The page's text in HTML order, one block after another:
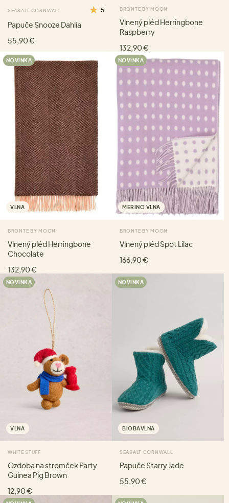
SEASALT CORNWALL 5
Papuče Snooze Dahlia
55,90 €
BRONTE BY MOON
Vlnený pléd Herringbone
Raspberry
132,90 €
NOVINKA
VLNA
BRONTE BY MOON
Vlnený pléd Herringbone
Chocolate
132,90 €
NOVINKA
MERINO VLNA
BRONTE BY MOON
Vlnený pléd Spot Lilac
166,90 €
NOVINKA
VLNA
WHITE STUFF
Ozdoba na stromček Party
Guinea Pig Brown
12,90 €
NOVINKA
BIOBAVLNA
SEASALT CORNWALL
Papuče Starry Jade
55,90 €